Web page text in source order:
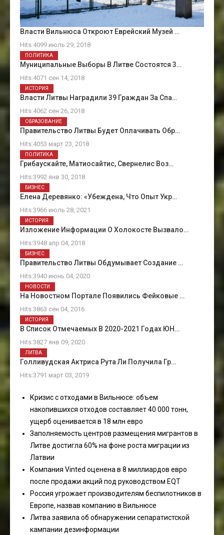
Власти Вильнюса Откроют Еврейский Музей …
Hits:4099 июль 29, 2018
Муниципальные Выборы В Литве Состоятся 3…
Hits:4071 сен 14, 2018
ПОЛИТИКА
Власти Литвы Наградили 39 Граждан За Спа…
Hits:4062 сен 26, 2018
ИСТОРИЯ
Правительство Литвы Будет Оплачивать Обр…
Hits:4053 март 23, 2018
ОБРАЗОВАНИЕ
Грибаускайте, Матиосайтис, Свернелис Воз…
Hits:3992 янв 30, 2018
ПОЛИТИКА
Елена Деревянко: «Убеждена, Что Опыт Укр…
Hits:3966 июль 28, 2021
БИЗНЕС
Изложение Информации О Холокосте Вызвало…
Hits:3948 апр 04, 2018
ИСТОРИЯ
Правительство Литвы Обдумывает Создание …
Hits:3940 июнь 04, 2020
БИЗНЕС
На Новостном Портале Появились Фейковые …
Hits:3863 сен 04, 2016
НОВОСТИ
В Список Отмечаемых В 2020-2021 Годах ЮН…
Hits:3827 янв 09, 2020
ИСТОРИЯ
Голливудская Актриса Рута Ли Получила Гр…
Hits:3791 март 03, 2019
ЛИТВА
Кризис с отходами в Вильнюсе: объем
накопившихся отходов составляет 40 000 тонн,
ущерб оценивается в 18 млн евро
Заполняемость центров размещения мигрантов в
Литве достигла 60% на фоне роста миграции из
Латвии
Компания Vinted оценена в 8 миллиардов евро
после продажи акций под руководством EQT
Россия угрожает производителям беспилотников в
Европе, назвав компанию в Вильнюсе
Литва заявила об обнаружении сепаратистской
кампании дезинформации